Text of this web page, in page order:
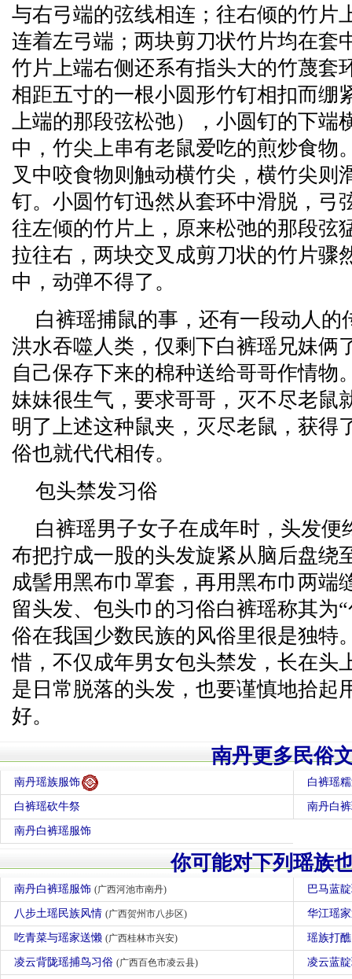
与右弓端的弦线相连；往右倾的竹片
连着左弓端；两块剪刀状竹片均在套
竹片上端右侧还系有指头大的竹蔑套
相距五寸的一根小圆形竹钉相扣而绷
上端的那段弦松弛），小圆钉的下端
中，竹尖上串有老鼠爱吃的煎炒食物
叉中咬食物则触动横竹尖，横竹尖则
钉。小圆竹钉迅然从套环中滑脱，弓
往左倾的竹片上，原来松弛的那段弦
拉往右，两块交叉成剪刀状的竹片骤
中，动弹不得了。
白裤瑶捕鼠的事，还有一段动人的
洪水吞噬人类，仅剩下白裤瑶兄妹俩
自己保存下来的棉种送给哥哥作情物
妹妹很生气，要求哥哥，灭不尽老鼠
明了上述这种鼠夹，灭尽老鼠，获得
俗也就代代相传。
包头禁发习俗
白裤瑶男子女子在成年时，头发便
布把拧成一股的头发旋紧从脑后盘绕
成髻用黑布巾罩套，再用黑布巾两端
留头发、包头巾的习俗白裤瑶称其为
俗在我国少数民族的风俗里很是独特
惜，不仅成年男女包头禁发，长在头
是日常脱落的头发，也要谨慎地拾起
好。
南丹更多民俗
南丹瑶族服饰 白裤瑶
白裤瑶砍牛祭 南丹白
南丹白裤瑶服饰
你可能对下列瑶族
南丹白裤瑶服饰 (广西河池市南丹) 巴马蓝
八步土瑶民族风情 (广西贺州市八步区) 华江瑶
吃青菜与瑶家送懒 (广西桂林市兴安) 瑶族打
凌云背陇瑶捕鸟习俗 (广西百色市凌云县) 凌云蓝